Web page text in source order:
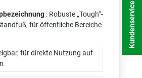
: Robuste „Tough“-
für öffentliche Bereiche
für direkte Nutzung auf
Kundenservice